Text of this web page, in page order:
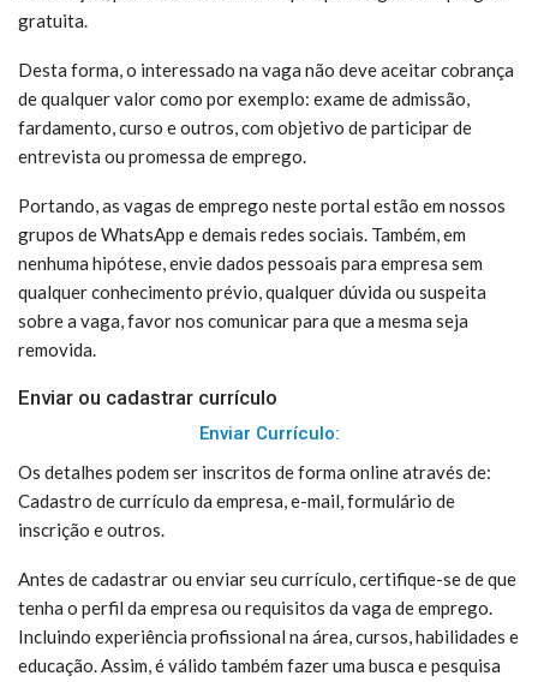
gratuita.
Desta forma, o interessado na vaga não deve aceitar cobrança
de qualquer valor como por exemplo: exame de admissão,
fardamento, curso e outros, com objetivo de participar de
entrevista ou promessa de emprego.
Portando, as vagas de emprego neste portal estão em nossos
grupos de WhatsApp e demais redes sociais. Também, em
nenhuma hipótese, envie dados pessoais para empresa sem
qualquer conhecimento prévio, qualquer dúvida ou suspeita
sobre a vaga, favor nos comunicar para que a mesma seja
removida.
Enviar ou cadastrar currículo
Enviar Currículo:
Os detalhes podem ser inscritos de forma online através de:
Cadastro de currículo da empresa, e-mail, formulário de
inscrição e outros.
Antes de cadastrar ou enviar seu currículo, certifique-se de que
tenha o perfil da empresa ou requisitos da vaga de emprego.
Incluindo experiência profissional na área, cursos, habilidades e
educação. Assim, é válido também fazer uma busca e pesquisa